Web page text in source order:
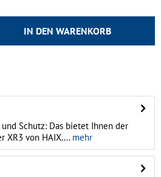
IN DEN WARENKORB
Schutz: Das bietet Ihnen der
XR3 von HAIX....mehr